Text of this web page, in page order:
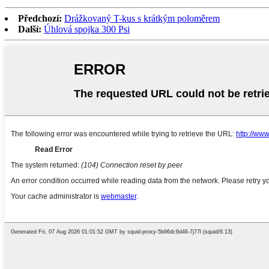
Předchozí: Drážkovaný T-kus s krátkým poloměrem
Další: Úhlová spojka 300 Psi